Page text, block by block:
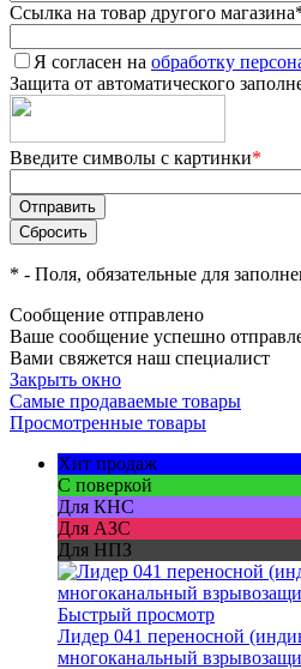
Ссылка на товар другого магазина
Я согласен на обработку
Защита от автоматического
Введите символы с картинки*
* - Поля, обязательные для
Сообщение отправлено
Ваше сообщение успешно
Вами свяжется наш специалист
Закрыть окно
Самые продаваемые товары
Просмотренные товары
Хит продаж
С поверкой
Для КНС
Для АЗС
Для НПЗ
Быстрый просмотр
Лидер 041 переносной
многоканальный